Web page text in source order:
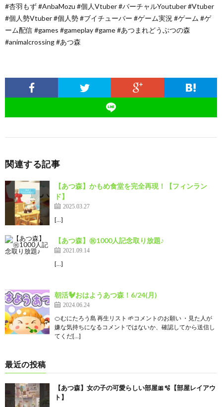
#杏羽もず #AnbaMozu #個人Vtuber #バーチャルYoutuber #Vtuber
#個人勢Vtuber #個人勢 #ブイチューバー #ゲーム実況 #ゲーム #ゲ
ーム配信 #games #gameplay #game #あつまれどうぶつの森
#animalcrossing #あつ森
関連する記事
【あつ森】かもめ食堂を完全再現！【フィンラン
ド】
2025.03.27
[…]
【あつ森】㊗1000人記念取り放題♪
2021.09.14
[…]
朝活🐓おはようあつ森！6/24(月)
2024.06.24
🍊むにたろう島 再生リスト 🌱コメントのお願い ・見た人が
嫌な気持ちになるコメントではないか、確認してから送信し
てくだ[…]
最近の投稿
【あつ森】女の子の可愛らしい部屋🎀🫧【部屋レイアウ
ト】